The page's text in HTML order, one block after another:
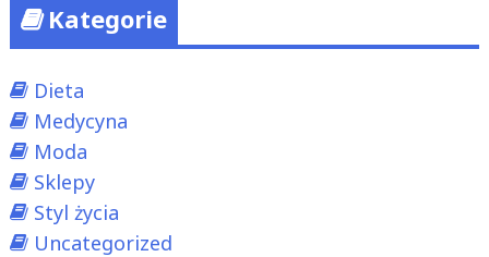
Kategorie
Dieta
Medycyna
Moda
Sklepy
Styl życia
Uncategorized